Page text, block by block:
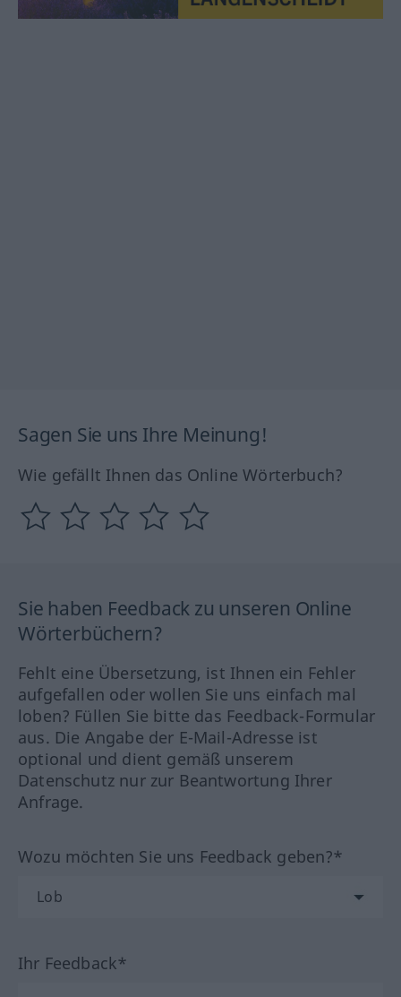
Sagen Sie uns Ihre Meinung!
Wie gefällt Ihnen das Online Wörterbuch?
Sie haben Feedback zu unseren Online
Wörterbüchern?
Fehlt eine Übersetzung, ist Ihnen ein Fehler
aufgefallen oder wollen Sie uns einfach mal
loben? Füllen Sie bitte das Feedback-Formular
aus. Die Angabe der E-Mail-Adresse ist
optional und dient gemäß unserem
Datenschutz nur zur Beantwortung Ihrer
Anfrage.
Wozu möchten Sie uns Feedback geben?*
Ihr Feedback*